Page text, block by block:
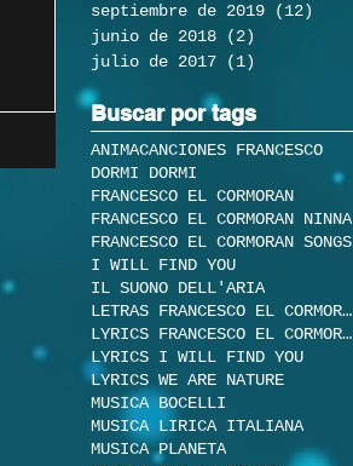
septiembre de 2019
(12)
junio de 2018
(2)
julio de 2017
(1)
Buscar por tags
ANIMACANCIONES FRANCESCO
DORMI DORMI
FRANCESCO EL CORMORAN
FRANCESCO EL CORMORAN NINNA
FRANCESCO EL CORMORAN SONGS
I WILL FIND YOU
IL SUONO DELL'ARIA
LETRAS FRANCESCO EL CORMORAN
LYRICS FRANCESCO EL CORMORAN
LYRICS I WILL FIND YOU
LYRICS WE ARE NATURE
MUSICA BOCELLI
MUSICA LIRICA ITALIANA
MUSICA PLANETA